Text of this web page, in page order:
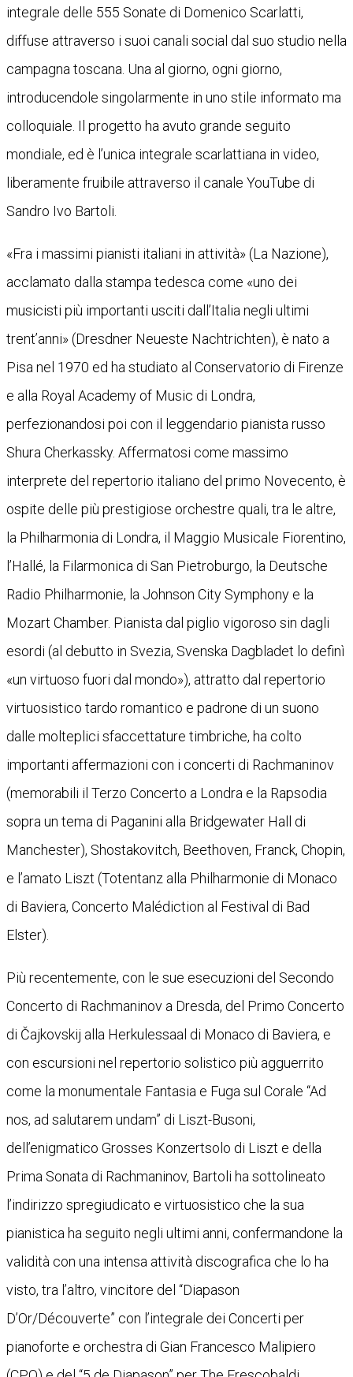
integrale delle 555 Sonate di Domenico Scarlatti,
diffuse attraverso i suoi canali social dal suo studio nella
campagna toscana. Una al giorno, ogni giorno,
introducendole singolarmente in uno stile informato ma
colloquiale. Il progetto ha avuto grande seguito
mondiale, ed è l’unica integrale scarlattiana in video,
liberamente fruibile attraverso il canale YouTube di
Sandro Ivo Bartoli.
«Fra i massimi pianisti italiani in attività» (La Nazione),
acclamato dalla stampa tedesca come «uno dei
musicisti più importanti usciti dall’Italia negli ultimi
trent’anni» (Dresdner Neueste Nachtrichten), è nato a
Pisa nel 1970 ed ha studiato al Conservatorio di Firenze
e alla Royal Academy of Music di Londra,
perfezionandosi poi con il leggendario pianista russo
Shura Cherkassky. Affermatosi come massimo
interprete del repertorio italiano del primo Novecento, è
ospite delle più prestigiose orchestre quali, tra le altre,
la Philharmonia di Londra, il Maggio Musicale Fiorentino,
l’Hallé, la Filarmonica di San Pietroburgo, la Deutsche
Radio Philharmonie, la Johnson City Symphony e la
Mozart Chamber. Pianista dal piglio vigoroso sin dagli
esordi (al debutto in Svezia, Svenska Dagbladet lo definì
«un virtuoso fuori dal mondo»), attratto dal repertorio
virtuosistico tardo romantico e padrone di un suono
dalle molteplici sfaccettature timbriche, ha colto
importanti affermazioni con i concerti di Rachmaninov
(memorabili il Terzo Concerto a Londra e la Rapsodia
sopra un tema di Paganini alla Bridgewater Hall di
Manchester), Shostakovitch, Beethoven, Franck, Chopin,
e l’amato Liszt (Totentanz alla Philharmonie di Monaco
di Baviera, Concerto Malédiction al Festival di Bad
Elster).
Più recentemente, con le sue esecuzioni del Secondo
Concerto di Rachmaninov a Dresda, del Primo Concerto
di Čajkovskij alla Herkulessaal di Monaco di Baviera, e
con escursioni nel repertorio solistico più agguerrito
come la monumentale Fantasia e Fuga sul Corale “Ad
nos, ad salutarem undam” di Liszt-Busoni,
dell’enigmatico Grosses Konzertsolo di Liszt e della
Prima Sonata di Rachmaninov, Bartoli ha sottolineato
l’indirizzo spregiudicato e virtuosistico che la sua
pianistica ha seguito negli ultimi anni, confermandone la
validità con una intensa attività discografica che lo ha
visto, tra l’altro, vincitore del “Diapason
D’Or/Découverte” con l’integrale dei Concerti per
pianoforte e orchestra di Gian Francesco Malipiero